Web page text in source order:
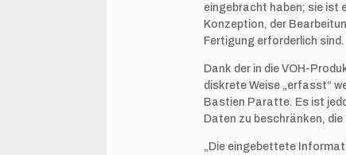
eingebracht haben; sie ist
Konzeption, der
Fertigung erforderlich sind.
Dank der in die VOH-
diskrete Weise „erfasst“
Bastien Paratte. Es ist
Daten zu beschränken,
„Die eingebettete